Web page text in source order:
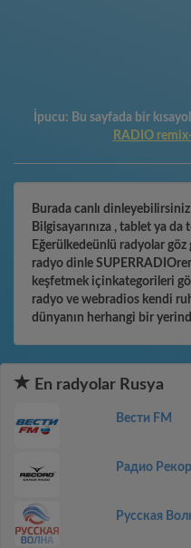
İpucu: Bu sayfada bir
RADIO
Burada canlı
Bilgisayarınıza , tablet ya
Eğerülkedeünlü radyolar
radyo dinle
keşfetmek içinkategorileri
radyo ve webradios kendi
dünyanın herhangi bir
En radyolar Rusya
Вести FM
Радио
Русская